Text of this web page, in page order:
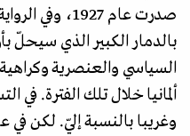
صدرت عام 1927،
بالدمار الكبير الذي سيحلّ
السياسي والعنصرية
ألمانيا خلال تلك الفترة. في